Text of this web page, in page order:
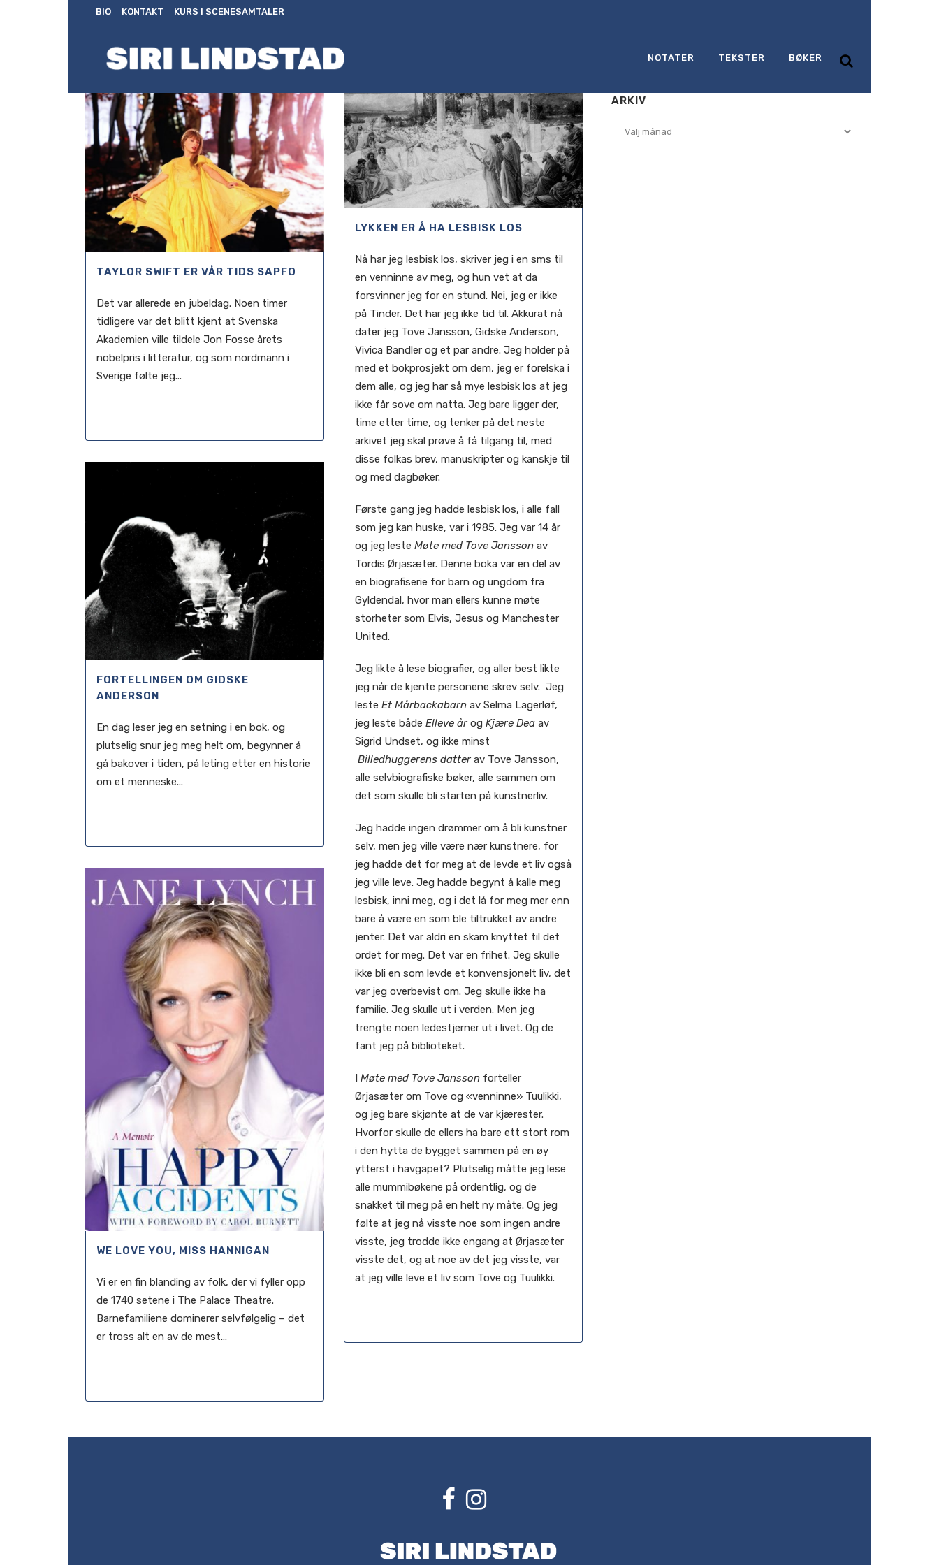
BIO KONTAKT KURS I SCENESAMTALER
NOTATER TEKSTER BØKER
TAYLOR SWIFT ER VÅR TIDS SAPFO
Det var allerede en jubeldag. Noen timer
tidligere var det blitt kjent at Svenska
Akademien ville tildele Jon Fosse årets
nobelpris i litteratur, og som nordmann i
Sverige følte jeg...
LYKKEN ER Å HA LESBISK LOS
Nå har jeg lesbisk los, skriver jeg i en sms til
en venninne av meg, og hun vet at da
forsvinner jeg for en stund. Nei, jeg er ikke
på Tinder. Det har jeg ikke tid til. Akkurat nå
dater jeg Tove Jansson, Gidske Anderson,
Vivica Bandler og et par andre. Jeg holder på
med et bokprosjekt om dem, jeg er forelska i
dem alle, og jeg har så mye lesbisk los at jeg
ikke får sove om natta. Jeg bare ligger der,
time etter time, og tenker på det neste
arkivet jeg skal prøve å få tilgang til, med
disse folkas brev, manuskripter og kanskje til
og med dagbøker.
Første gang jeg hadde lesbisk los, i alle fall
som jeg kan huske, var i 1985. Jeg var 14 år
og jeg leste Møte med Tove Jansson av
Tordis Ørjasæter. Denne boka var en del av
en biografiserie for barn og ungdom fra
Gyldendal, hvor man ellers kunne møte
storheter som Elvis, Jesus og Manchester
United.
Jeg likte å lese biografier, og aller best likte
jeg når de kjente personene skrev selv. Jeg
leste Et Mårbackabarn av Selma Lagerløf,
jeg leste både Elleve år og Kjære Dea av
Sigrid Undset, og ikke minst
Billedhuggerens datter av Tove Jansson,
alle selvbiografiske bøker, alle sammen om
det som skulle bli starten på kunstnerliv.
Jeg hadde ingen drømmer om å bli kunstner
selv, men jeg ville være nær kunstnere, for
jeg hadde det for meg at de levde et liv også
jeg ville leve. Jeg hadde begynt å kalle meg
lesbisk, inni meg, og i det lå for meg mer enn
bare å være en som ble tiltrukket av andre
jenter. Det var aldri en skam knyttet til det
ordet for meg. Det var en frihet. Jeg skulle
ikke bli en som levde et konvensjonelt liv, det
var jeg overbevist om. Jeg skulle ikke ha
familie. Jeg skulle ut i verden. Men jeg
trengte noen ledestjerner ut i livet. Og de
fant jeg på biblioteket.
I Møte med Tove Jansson forteller
Ørjasæter om Tove og «venninne» Tuulikki,
og jeg bare skjønte at de var kjærester.
Hvorfor skulle de ellers ha bare ett stort rom
i den hytta de bygget sammen på en øy
ytterst i havgapet? Plutselig måtte jeg lese
alle mummibøkene på ordentlig, og de
snakket til meg på en helt ny måte. Og jeg
følte at jeg nå visste noe som ingen andre
visste, jeg trodde ikke engang at Ørjasæter
visste det, og at noe av det jeg visste, var
at jeg ville leve et liv som Tove og Tuulikki.
FORTELLINGEN OM GIDSKE
ANDERSON
En dag leser jeg en setning i en bok, og
plutselig snur jeg meg helt om, begynner å
gå bakover i tiden, på leting etter en historie
om et menneske...
WE LOVE YOU, MISS HANNIGAN
Vi er en fin blanding av folk, der vi fyller opp
de 1740 setene i The Palace Theatre.
Barnefamiliene dominerer selvfølgelig – det
er tross alt en av de mest...
ARKIV
Arkiv